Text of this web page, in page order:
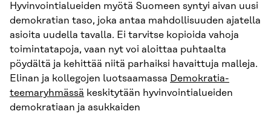
Hyvinvointialueiden myötä Suomeen syntyi aivan uusi
demokratian taso, joka antaa mahdollisuuden ajatella
asioita uudella tavalla. Ei tarvitse kopioida vahoja
toimintatapoja, vaan nyt voi aloittaa puhtaalta
pöydältä ja kehittää niitä parhaiksi havaittuja malleja.
Elinan ja kollegojen luotsaamassa Demokratia-
teemaryhmässä keskitytään hyvinvointialueiden
demokratiaan ja asukkaiden